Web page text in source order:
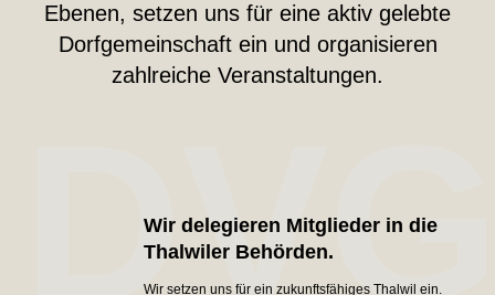
Ebenen, setzen uns für eine aktiv gelebte
Dorfgemeinschaft ein und organisieren
zahlreiche Veranstaltungen.
Wir delegieren Mitglieder in die
Thalwiler Behörden.
Wir setzen uns für ein zukunftsfähiges Thalwil ein.